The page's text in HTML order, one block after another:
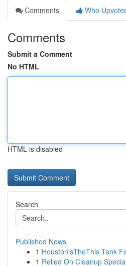
Comments
Who
Comments
Submit a Comment
No HTML
HTML is disabled
Search
Published News
1 Houston'sTheThis Tank
1 Relied On Cleanup